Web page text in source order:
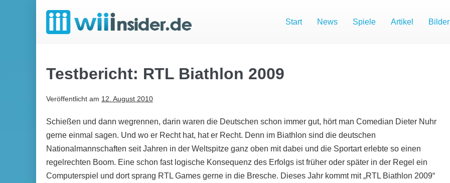
Start News Spiele Artikel Bilder
Testbericht: RTL Biathlon 2009
Veröffentlicht am 12. August 2010
Schießen und dann wegrennen, darin waren die Deutschen schon immer gut, hört man Comedian Dieter Nuhr
gerne einmal sagen. Und wo er Recht hat, hat er Recht. Denn im Biathlon sind die deutschen
Nationalmannschaften seit Jahren in der Weltspitze ganz oben mit dabei und die Sportart erlebte so einen
regelrechten Boom. Eine schon fast logische Konsequenz des Erfolgs ist früher oder später in der Regel ein
Computerspiel und dort sprang RTL Games gerne in die Bresche. Dieses Jahr kommt mit „RTL Biathlon 2009“